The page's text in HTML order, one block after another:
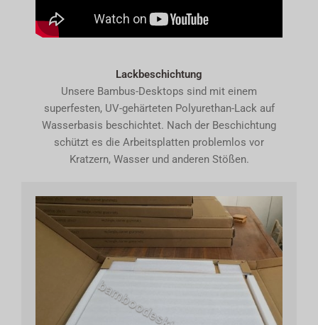
Lackbeschichtung
Unsere Bambus-Desktops sind mit einem
superfesten, UV-gehärteten Polyurethan-Lack auf
Wasserbasis beschichtet. Nach der Beschichtung
schützt es die Arbeitsplatten problemlos vor
Kratzern, Wasser und anderen Stößen.